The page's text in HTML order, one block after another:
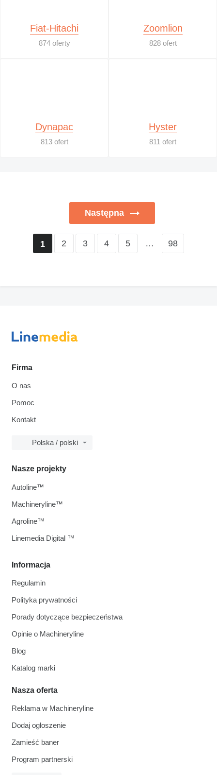
Fiat-Hitachi
874 oferty
Zoomlion
828 ofert
Dynapac
813 ofert
Hyster
811 ofert
Następna
1 2 3 4 5 … 98
Firma
O nas
Pomoc
Kontakt
Polska / polski
Informacja
Regulamin
Polityka prywatności
Porady dotyczące bezpieczeństwa
Opinie o Machineryline
Blog
Katalog marki
Nasza oferta
Reklama w Machineryline
Dodaj ogłoszenie
Zamieść baner
Program partnerski
Nasze projekty
Autoline™
Machineryline™
Agroline™
Linemedia Digital ™